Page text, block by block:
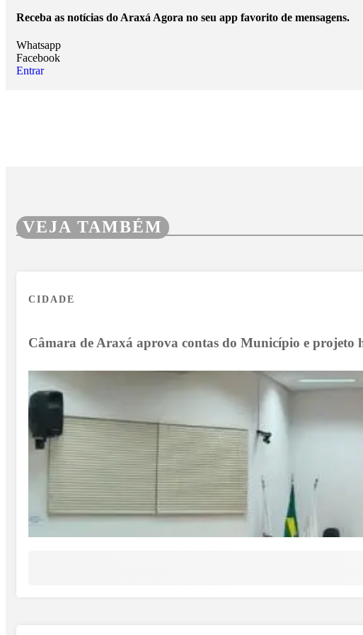
Receba as notícias do Araxá Agora no seu app favorito de mensagens.
Whatsapp
Facebook
Entrar
VEJA TAMBÉM
CIDADE
Câmara de Araxá aprova contas do Município e projeto